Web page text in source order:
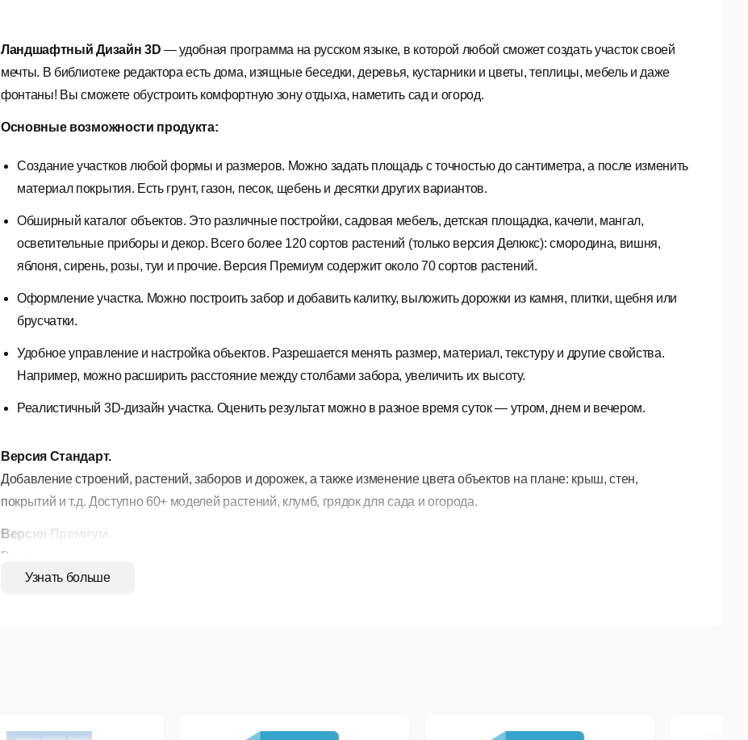
Ландшафтный Дизайн 3D — удобная программа на русском языке, в которой любой сможет создать участок своей
мечты. В библиотеке редактора есть дома, изящные беседки, деревья, кустарники и цветы, теплицы, мебель и даже
фонтаны! Вы сможете обустроить комфортную зону отдыха, наметить сад и огород.
Основные возможности продукта:
Создание участков любой формы и размеров. Можно задать площадь с точностью до сантиметра, а после изменить
материал покрытия. Есть грунт, газон, песок, щебень и десятки других вариантов.
Обширный каталог объектов. Это различные постройки, садовая мебель, детская площадка, качели, мангал,
осветительные приборы и декор. Всего более 120 сортов растений (только версия Делюкс): смородина, вишня,
яблоня, сирень, розы, туи и прочие. Версия Премиум содержит около 70 сортов растений.
Оформление участка. Можно построить забор и добавить калитку, выложить дорожки из камня, плитки, щебня или
брусчатки.
Удобное управление и настройка объектов. Разрешается менять размер, материал, текстуру и другие свойства.
Например, можно расширить расстояние между столбами забора, увеличить их высоту.
Реалистичный 3D-дизайн участка. Оценить результат можно в разное время суток — утром, днем и вечером.
Версия Стандарт.
Добавление строений, растений, заборов и дорожек, а также изменение цвета объектов на плане: крыш, стен,
покрытий и т.д. Доступно 60+ моделей растений, клумб, грядок для сада и огорода.
Версия Премиум.
Все функции версии Стандарт, а также добавление фонтанов и прудов, изменение освещения в зависимости от
времени суток, 120+ качественных моделей цветов, кустарников и деревьев. Реалистичный режим прогулки по
Ландшафтный Дизайн 3D
поможет заранее определиться с материалом и рассчитать, сколько купить рассады. Это
Узнать больше